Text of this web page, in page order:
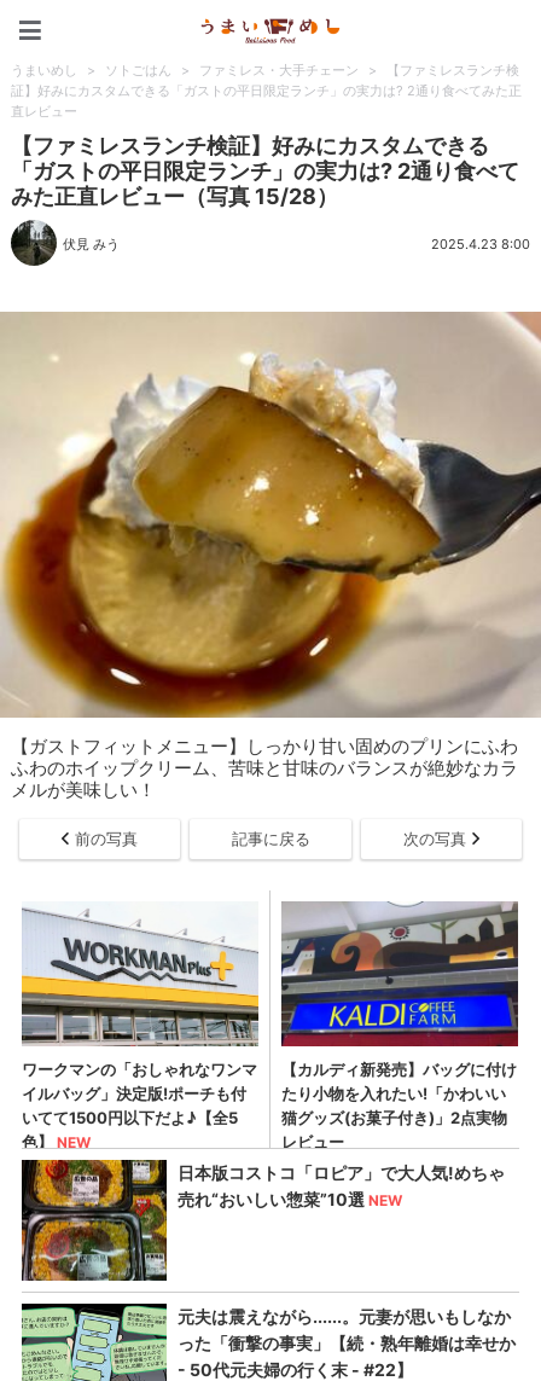
うまいめし > ソトごはん > ファミレス・大手チェーン >
【ファミレスランチ検
証】好みにカスタムできる「ガストの平日限定ランチ」の実力は? 2通り食べてみた正
直レビュー
【ファミレスランチ検証】好みにカスタムできる
「ガストの平日限定ランチ」の実力は? 2通り食べて
みた正直レビュー（写真 15/28）
伏見 みう 2025.4.23 8:00
【ガストフィットメニュー】しっかり甘い固めのプリンにふわ
ふわのホイップクリーム、苦味と甘味のバランスが絶妙なカラ
メルが美味しい！
前の写真 記事に戻る 次の写真